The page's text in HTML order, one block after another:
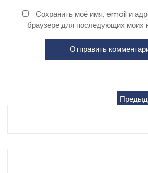
Сохранить моё имя, email и
браузере для последующих моих